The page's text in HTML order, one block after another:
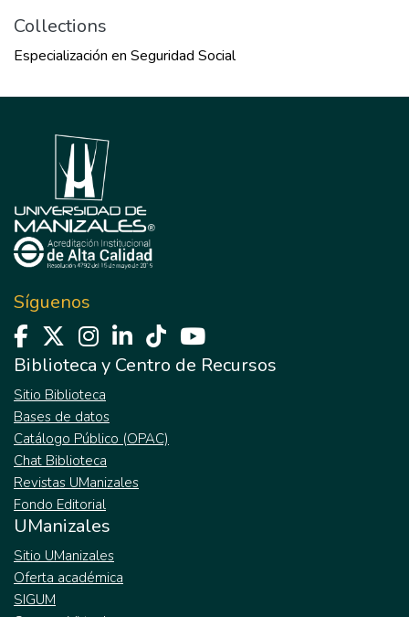
Collections
Especialización en Seguridad Social
Síguenos
Biblioteca y Centro de Recursos
Sitio Biblioteca
Bases de datos
Catálogo Público (OPAC)
Chat Biblioteca
Revistas UManizales
Fondo Editorial
UManizales
Sitio UManizales
Oferta académica
SIGUM